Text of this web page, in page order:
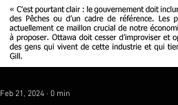
Feb 21, 2024 ∙ 0 min